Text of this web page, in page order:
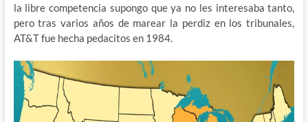
la libre competencia supongo que ya no les interesaba tanto,
pero tras varios años de marear la perdiz en los tribunales,
AT&T fue hecha pedacitos en 1984.